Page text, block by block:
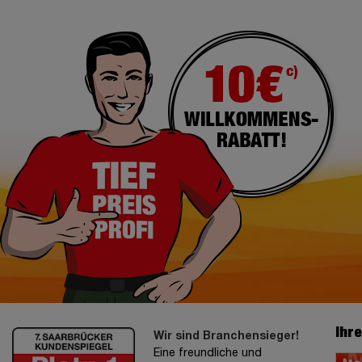
Wir sind Branchensieger!
Eine freundliche und